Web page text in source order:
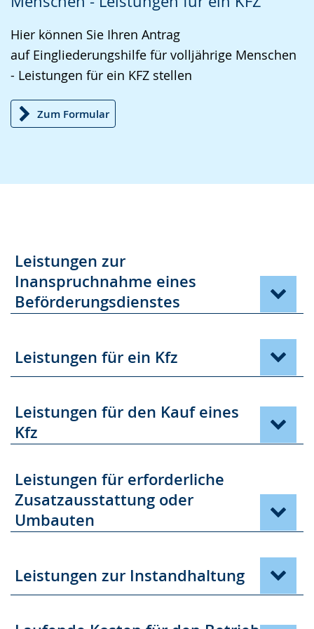
Sprache
wechseln.
Unterstützung.
in
Deutscher
Gebärdensprache
wird
Hier können Sie Ihren Antrag
auf Eingliederungshilfe für volljährige Menschen
- Leistungen für ein KFZ stellen
Zum Formular
Leistungen zur
Inanspruchnahme eines
Beförderungsdienstes
Leistungen für ein Kfz
Leistungen für den Kauf eines
Kfz
Leistungen für erforderliche
Zusatzausstattung oder
Umbauten
Leistungen zur Instandhaltung